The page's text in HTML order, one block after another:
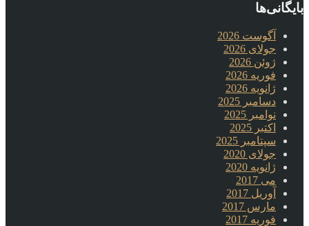
بایگانی‌ها
آگوست 2026
جولای 2026
ژوئن 2026
فوریه 2026
ژانویه 2026
دسامبر 2025
نوامبر 2025
اکتبر 2025
سپتامبر 2025
جولای 2020
ژانویه 2020
می 2017
آوریل 2017
مارس 2017
فوریه 2017